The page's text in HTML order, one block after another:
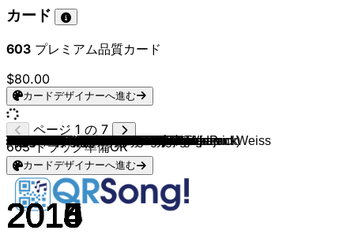
カード
603 プレミアム品質カード
$80.00
カードデザイナーへ進む
Felix Jaehn, Jasmine Thompson
2015
Lost Frequencies
2014
Major Lazer, MØ & DJ Snake
2015
Gestört aber GeiL, Koby Funk & Wincent Weiss
2015
David Guetta (feat. Nicki Minaj & Afrojack)
2015
Martin Solveig & Good Times Ahead
2015
Deorro & Chris Brown
2014
Klingande & Broken Back
2015
Calvin Harris & HAIM
2015
Philip George
2014
Calvin Harris feat Ellie Goulding
2014
Zedd & Selena Gomez
2015
Avicii
2014
Armin van Buuren
2015
Skrillex & Diplo & Justin Bieber
2015
Fritz Kalkbrenner
2014
HONNE
2015
Vigiland
2014
Hayden James
2014
Galantis
2014
Robin Schulz, Ilsey
2015
Years & Years
2015
David Guetta & Emeli Sandé
2014
Robin Schulz (feat. Jasmine Thompson
2014
Martin Garrix
2015
Robin Schulz & Lilly Wood and The Prick
2014
The Avener & Phoebe Killdeer
2014
OMI & Felix Jaehn
2015
Feder & Lyse
2015
Anna Naklab & others
2015
Avicii
2015
Kygo
2015
Kygo
2014
Paul Kalkbrenner
2015
DJ Snake & AlunaGeorge
2014
Lost Frequencies
2015
Leyk & Lockvogel
2015
Rico Bernasconi, Tuklan & A-Class
2015
DJ Antoine & Akon
2015
Robin Schulz
2015
Calvin Harris
2015
Sam Feldt & Kimberly Anne
2015
Martin Solveig & SAM WHITE
2015
Gestört aber GeiL & Sebastian Hämer
2015
Sigala
2015
Avicii
2015
Kygo & Ella Henderson
2015
Rudimental & Ed Sheeran
2015
Matt Simons & Deepend
2014
Mafia Clowns & Sean Kingston
2010
Robin Schulz & Richard Judge
2015
David Guetta & Sia
2015
Major Lazer, Nyla & Fuse ODG
2015
Sigala
2015
Eva Simons
2015
Diplo & Sleepy Tom
2015
Kygo
2015
Topic & Nico Santos
2015
Stereoact feat. Kerstin Ott
2015
Geeno Smith
2016
Alan Walker
2016
Jonas Blue
2015
The Chainsmokers & ROZES
2015
YALL & Gabriela Richardson
2015
Mike Posner, Seeb
2015
DJ Snake
2015
The Chainsmokers feat Daya
2016
Era Istrefi
2015
Julian Perretta
2015
Kygo
2016
Cheat Codes & Kris Kross Amsterdam
2016
Kungs, Cookin' on 3 Burners
2016
Flume & kai
2016
Galantis
2016
Alle Farben & YouNotUs
2016
Avicii & Conrad Sewell
2016
David Guetta ft. Zara Larsson
2016
Robin Schulz & Akon
2016
Alan Walker
2016
Jonas Blue
2016
Seeb & Neev
2016
Mike Perry
2016
Sigala, John Newman & Nile Rodgers
2016
Martin Solveig & Tkay Maidza
2016
Major Lazer, MOTi & Ty Dolla $ign
2015
Lost Frequencies & Sandro Cavazza
2016
Felix Jaehn & ALMA
2016
Calvin Harris (feat. Rihanna)
2016
Martin Garrix (ft. Bebe Rexa)
2016
DJ Snake & Justin Bieber
2016
The Chainsmokers ft. Halsey
2016
Cheat Codes
2016
Deorro ft. Elvis Crespo
2016
Calvin Harris
2016
Kungs & Jamie N Commons
2016
David Guetta
2016
Galantis
2016
Lost Frequencies
2016
Clean Bandit
2016
Alle Farben
2016
ページ 1 の 7
603トラック準備OK
カードデザイナーへ進む